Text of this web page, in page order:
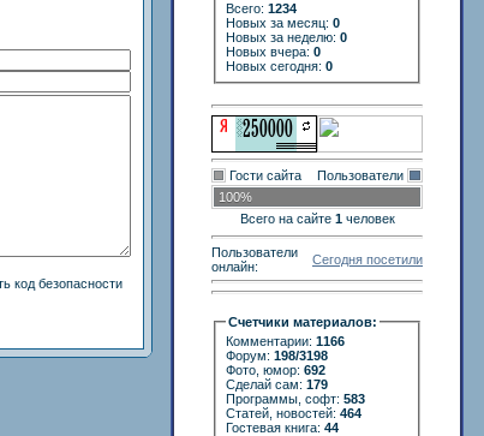
Всего: 1234
Новых за месяц: 0
Новых за неделю: 0
Новых вчера: 0
Новых сегодня: 0
Гости сайта
Пользователи
100%
Всего на сайте 1человек
Пользователи
онлайн:
Сегодня посетили
Счетчики материалов:
Комментарии: 1166
Форум: 198/3198
Фото, юмор: 692
Сделай сам: 179
Программы, софт: 583
Статей, новостей: 464
Гостевая книга: 44